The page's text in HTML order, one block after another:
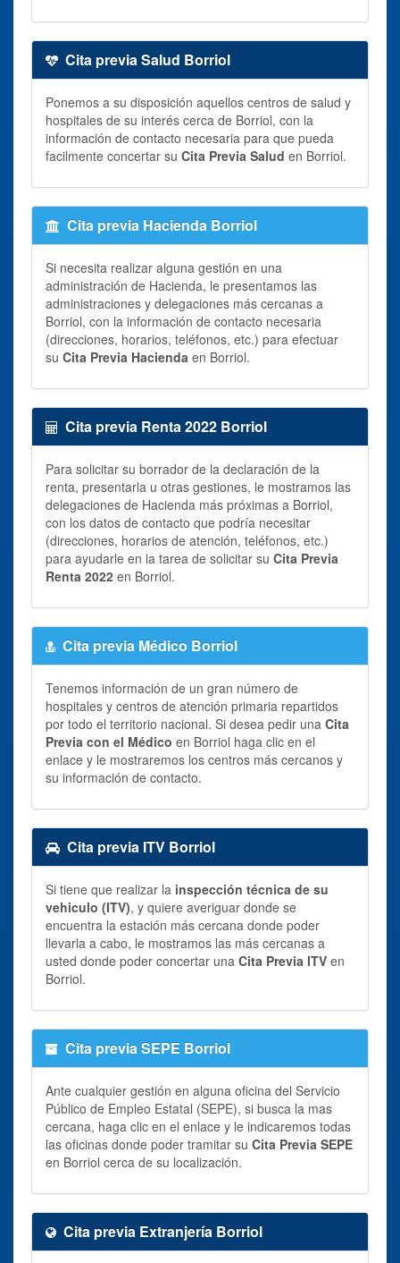
Cita previa Salud Borriol
Ponemos a su disposición aquellos centros de salud y
hospitales de su interés cerca de Borriol, con la
información de contacto necesaria para que pueda
facilmente concertar su Cita Previa Salud en Borriol.
Cita previa Hacienda Borriol
Si necesita realizar alguna gestión en una
administración de Hacienda, le presentamos las
administraciones y delegaciones más cercanas a
Borriol, con la información de contacto necesaria
(direcciones, horarios, teléfonos, etc.) para efectuar
su Cita Previa Hacienda en Borriol.
Cita previa Renta 2022 Borriol
Para solicitar su borrador de la declaración de la
renta, presentarla u otras gestiones, le mostramos las
delegaciones de Hacienda más próximas a Borriol,
con los datos de contacto que podría necesitar
(direcciones, horarios de atención, teléfonos, etc.)
para ayudarle en la tarea de solicitar su Cita Previa
Renta 2022 en Borriol.
Cita previa Médico Borriol
Tenemos información de un gran número de
hospitales y centros de atención primaria repartidos
por todo el territorio nacional. Si desea pedir una Cita
Previa con el Médico en Borriol haga clic en el
enlace y le mostraremos los centros más cercanos y
su información de contacto.
Cita previa ITV Borriol
Si tiene que realizar la inspección técnica de su
vehiculo (ITV), y quiere averiguar donde se
encuentra la estación más cercana donde poder
llevarla a cabo, le mostramos las más cercanas a
usted donde poder concertar una Cita Previa ITV en
Borriol.
Cita previa SEPE Borriol
Ante cualquier gestión en alguna oficina del Servicio
Público de Empleo Estatal (SEPE), si busca la mas
cercana, haga clic en el enlace y le indicaremos todas
las oficinas donde poder tramitar su Cita Previa SEPE
en Borriol cerca de su localización.
Cita previa Extranjería Borriol